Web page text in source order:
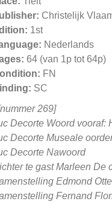
Christelijk
1st
Nederlands
64 (van 1p tot 64p)
FN
SC
269]
Decorte Woord vooraf:
Decorte Museale
Decorte Nawoord
te gast Marleen De
Edmond
Fernand